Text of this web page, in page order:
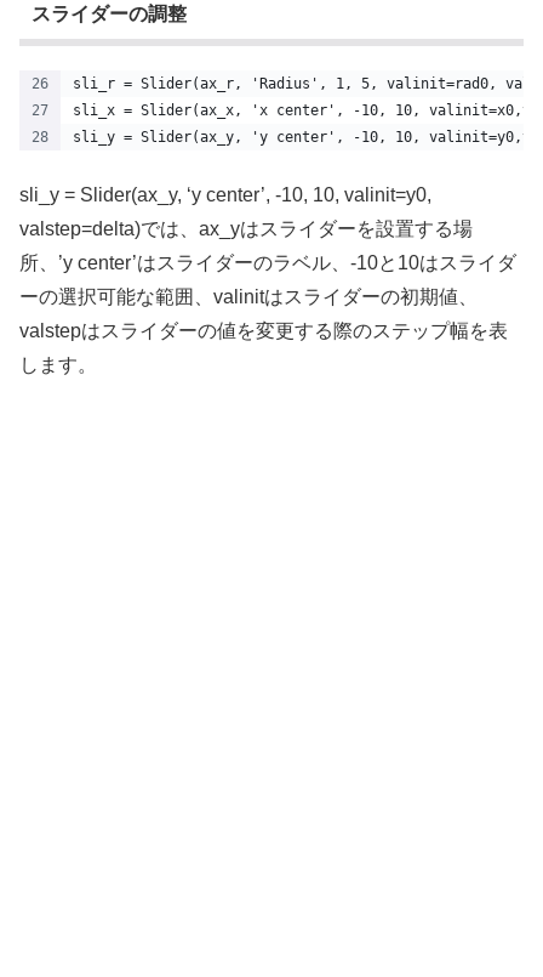
スライダーの調整
sli_r = Slider(ax_r, 'Radius', 1, 5, valinit=rad0,
sli_x = Slider(ax_x, 'x center', -10, 10,
sli_y = Slider(ax_y, 'y center', -10, 10,
sli_y = Slider(ax_y, ‘y center’, -10, 10, valinit=y0,
valstep=delta)では、ax_yはスライダーを設置する場
所、’y center’はスライダーのラベル、-10と10はスライダ
ーの選択可能な範囲、valinitはスライダーの初期値、
valstepはスライダーの値を変更する際のステップ幅を表
します。